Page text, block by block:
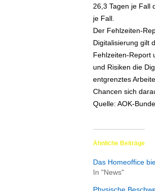
26,3 Tagen je Fall
je Fall.
Der Fehlzeiten-
Digitalisierung gilt
Fehlzeiten-Report
und Risiken die
entgrenztes
Chancen sich
Quelle: AOK-
Ähnliche Beiträge
Das Homeoffice
In "News"